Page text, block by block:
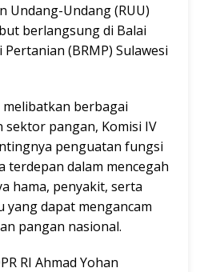
Undang-Undang (RUU)
berlangsung di Balai
(BRMP) Sulawesi
berbagai
pangan, Komisi IV
penguatan fungsi
terdepan dalam mencegah
hama, penyakit, serta
dapat mengancam
pangan nasional.
RI Ahmad Yohan